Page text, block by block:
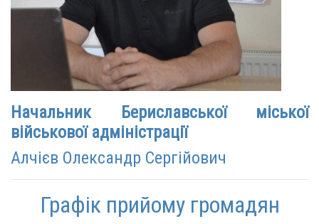
Начальник Бериславської міської
військової адміністрації
Алчієв Олександр Сергійович
Графік прийому громадян